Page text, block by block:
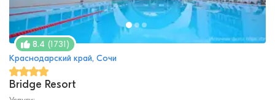
8.4 (1731)
Краснодарский край, Сочи
Bridge Resort